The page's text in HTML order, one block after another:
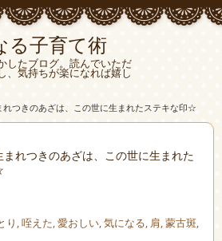
る子育て術
したブログ。読んでいただ
、気持ちが楽になれば嬉し
れつきのあざは、この世に生まれたステキな印☆
れつきのあざは、この世に生まれた
り ,咥えた,愛おしい,気になる, 肩,蒙古斑,